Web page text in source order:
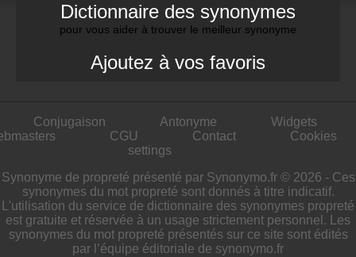
Dictionnaire des synonymes
pour vous aider à trouver le meilleur synonyme
Ajoutez à vos favoris
Conjugaison Antonyme
Widgets
CGU Contact
Cookies
settings
Synonyme de propreté présenté par Synonymo.fr © 2026 - Ces
synonymes du mot propreté sont donnés à titre indicatif.
L'utilisation du service de dictionnaire des synonymes propreté
est gratuite et réservée à un usage strictement personnel. Les
synonymes du mot propreté présentés sur ce site sont édités
par l’équipe éditoriale de synonymo.fr